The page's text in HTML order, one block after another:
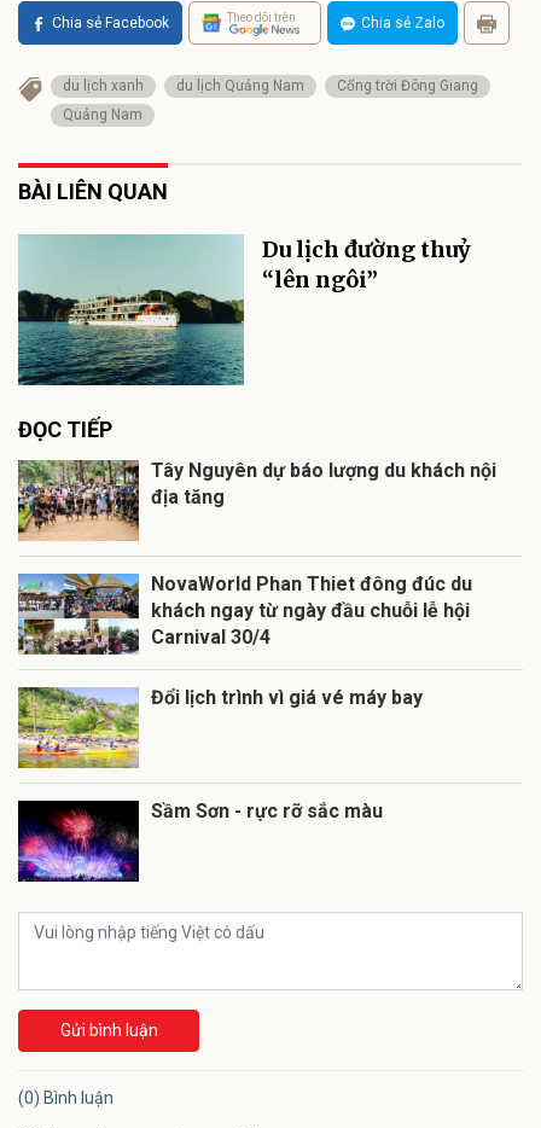
Chia sẻ Facebook Theo dõi trên Chia sẻ Zalo
du lịch xanh du lịch Quảng Nam
Cổng trời Đông Giang
Quảng Nam
BÀI LIÊN QUAN
Du lịch đường thuỷ
“lên ngôi”
ĐỌC TIẾP
Tây Nguyên dự báo lượng du khách nội
địa tăng
NovaWorld Phan Thiet đông đúc du
khách ngay từ ngày đầu chuỗi lễ hội
Carnival 30/4
Đổi lịch trình vì giá vé máy bay
Sầm Sơn - rực rỡ sắc màu
Gửi bình luận
(0) Bình luận